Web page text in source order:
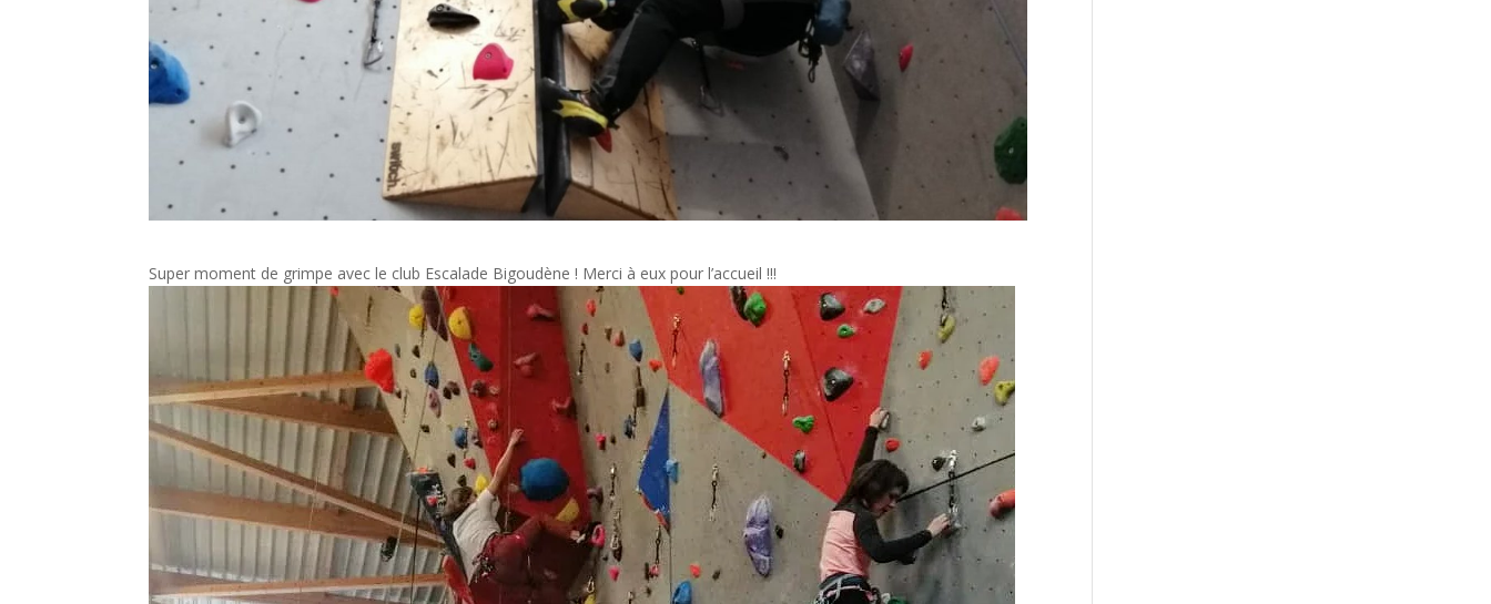
Super moment de grimpe avec le club Escalade Bigoudène ! Merci à eux pour l’accueil !!!